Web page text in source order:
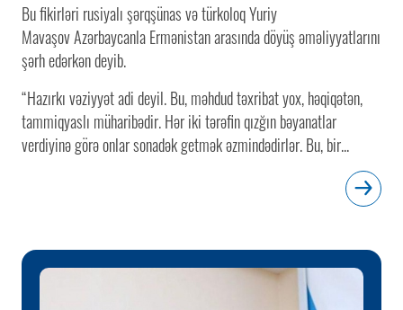
Bu fikirləri rusiyalı şərqşünas və türkoloq Yuriy
Mavaşov Azərbaycanla Ermənistan arasında döyüş əməliyyatlarını
şərh edərkən deyib.
“Hazırkı vəziyyət adi deyil. Bu, məhdud təxribat yox, həqiqətən,
tammiqyaslı müharibədir. Hər iki tərəfin qızğın bəyanatlar
verdiyinə görə onlar sonadək getmək əzmindədirlər. Bu, bir...